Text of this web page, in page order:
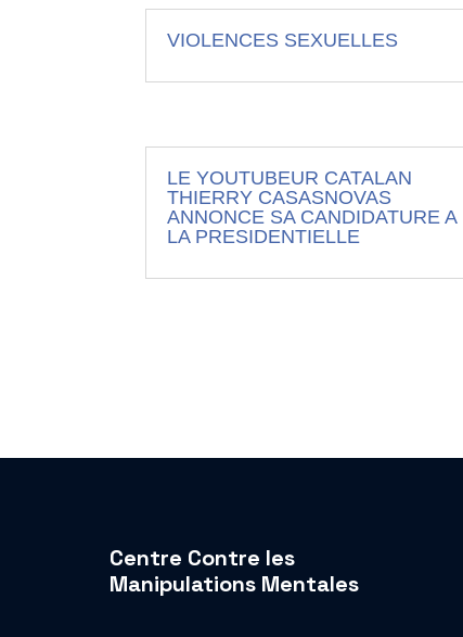
VIOLENCES SEXUELLES
LE YOUTUBEUR CATALAN
THIERRY CASASNOVAS
ANNONCE SA CANDIDATURE A
LA PRESIDENTIELLE
Centre Contre les
Manipulations Mentales